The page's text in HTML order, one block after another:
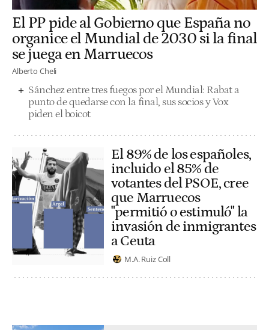
El PP pide al Gobierno que España no
organice el Mundial de 2030 si la final
se juega en Marruecos
Alberto Cheli
Sánchez entre tres fuegos por el Mundial: Rabat a
punto de quedarse con la final, sus socios y Vox
piden el boicot
El 89% de los españoles,
incluido el 85% de
votantes del PSOE, cree
que Marruecos
"permitió o estimuló" la
invasión de inmigrantes
a Ceuta
M.A. Ruiz Coll